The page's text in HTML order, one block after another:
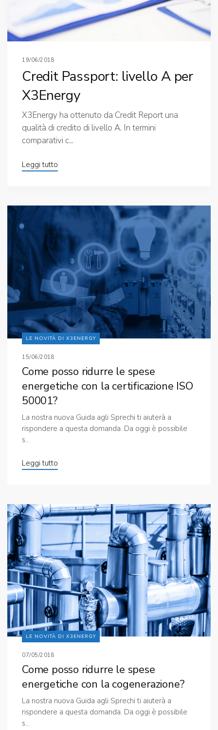
19/06/2018
Credit Passport: livello A per
X3Energy
X3Energy ha ottenuto da Credit Report una
qualità di credito di livello A. In termini
comparativi c...
Leggi tutto
LE NOVITÀ DI X3ENERGY
15/06/2018
Come posso ridurre le spese
energetiche con la certificazione ISO
50001?
La nostra nuova Guida agli Sprechi ti aiuterà a
rispondere a questa domanda. Da oggi è possibile
s...
Leggi tutto
LE NOVITÀ DI X3ENERGY
07/05/2018
Come posso ridurre le spese
energetiche con la cogenerazione?
La nostra nuova Guida agli Sprechi ti aiuterà a
rispondere a questa domanda. Da oggi è possibile
s...